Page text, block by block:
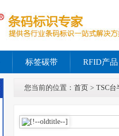
标签碳带 RFID产品
您当前的位置： 首页 > TSC台